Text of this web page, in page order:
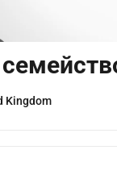
Kingdom